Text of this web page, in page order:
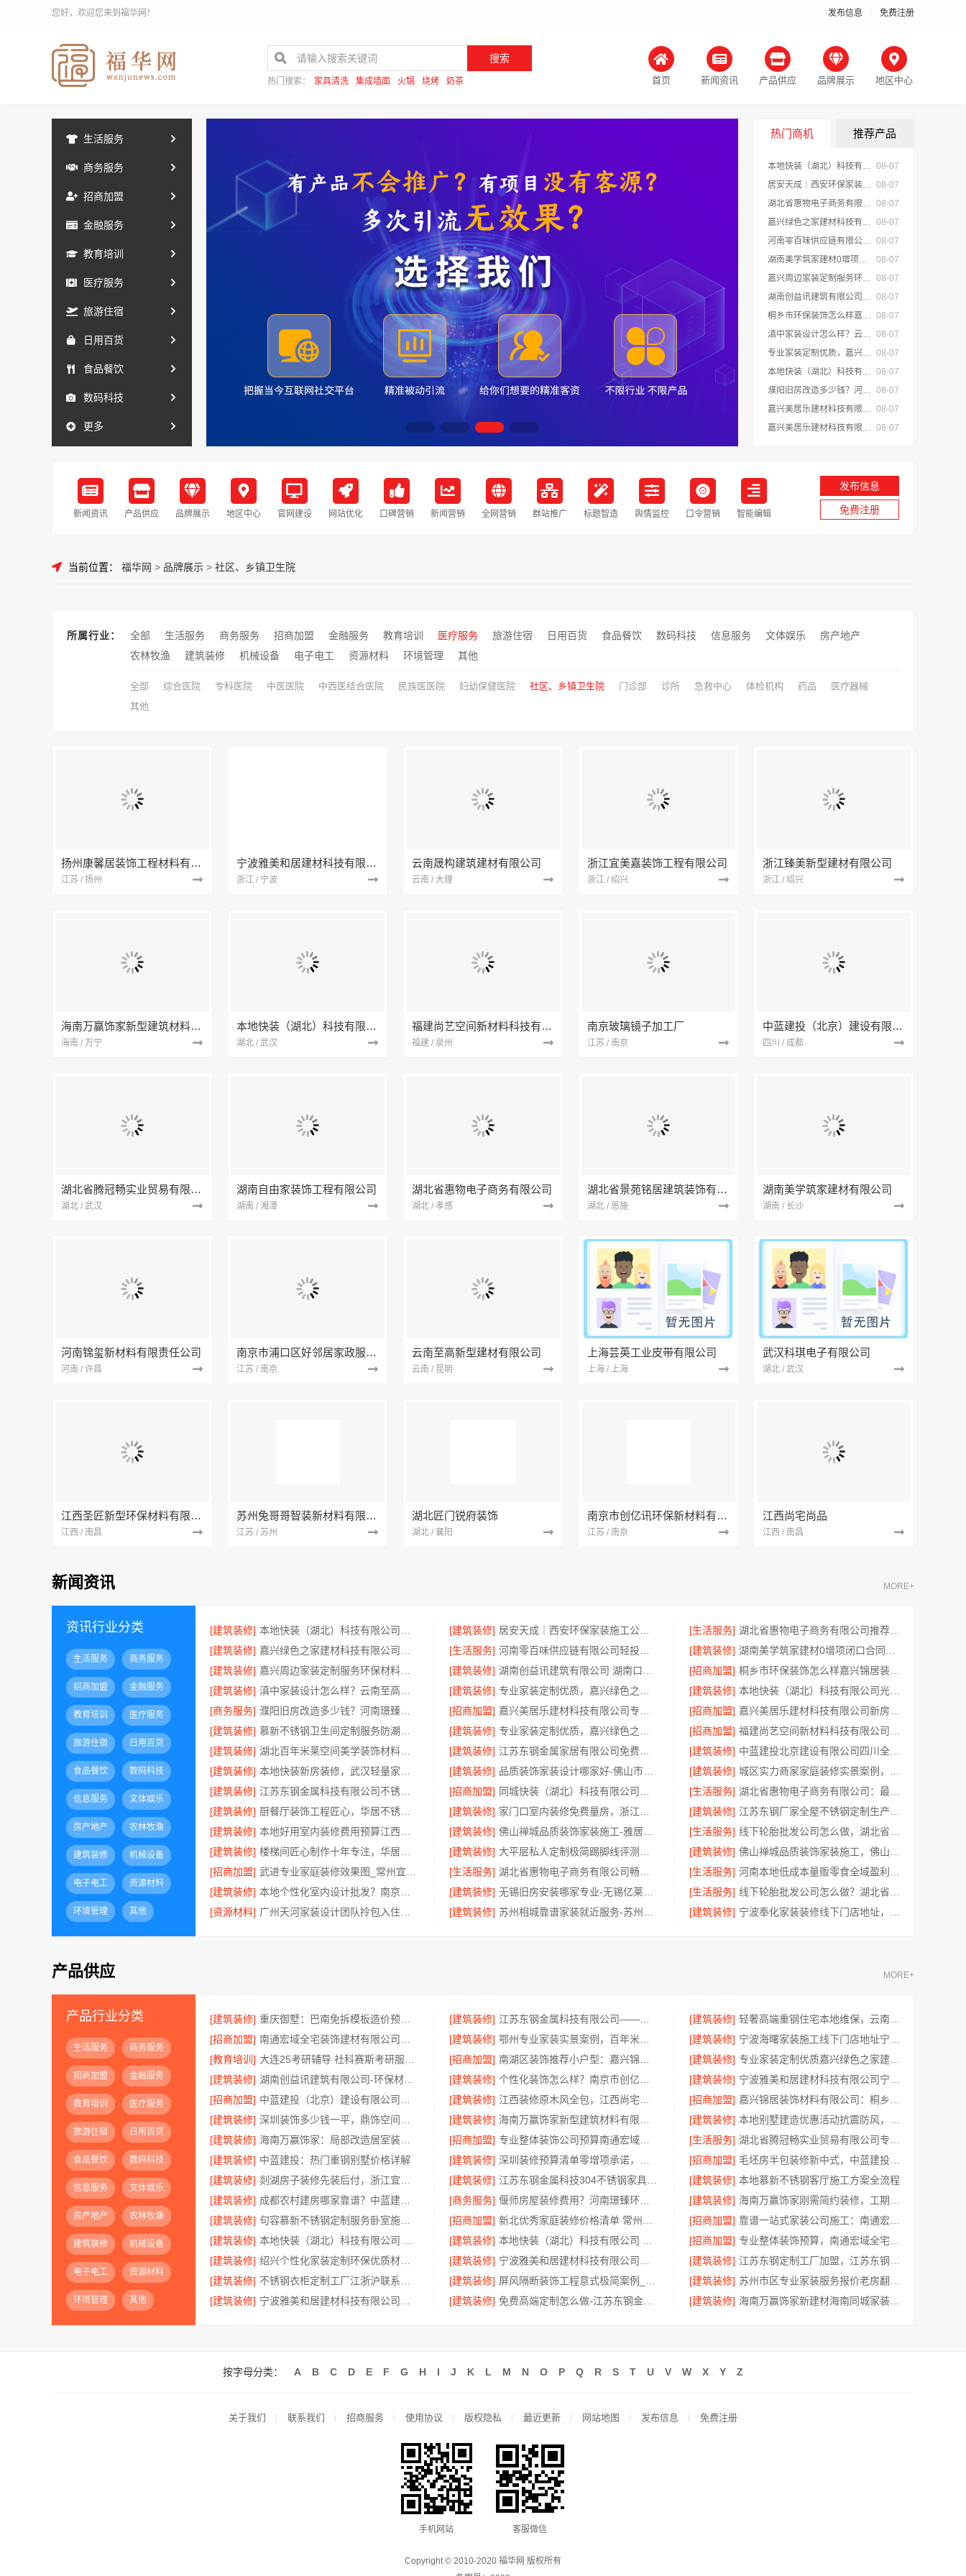
您好，欢迎您来到福华网！ 发布信息 免费注册
搜索
热门搜索： 家具清洗 集成墙面 火锅 烧烤 奶茶 首页 新闻资讯 产品供应 品牌展示 地区中心
生活服务
商务服务
招商加盟
金融服务
教育培训
医疗服务
旅游住宿
日用百货
食品餐饮
数码科技
更多
热门商机 推荐产品
本地快装（湖北）科技有限公司武汉轻量家庭装修新房 08-07
居安天成｜西安环保家装施工公寓 自有施工队 08-07
湖北省惠物电子商务有限公司推荐母婴用品厂家优缺点分享 08-07
嘉兴绿色之家建材科技有限公司：同城专业家庭装修机构优质 08-07
河南零百味供应链有限公司轻投入零食长久经营 08-07
湖南美学筑家建材0增项闭口合同局部改造装修
08-07
嘉兴周边家装定制服务环保材料，美派建材 08-07
湖南创益讯建筑有限公司 湖南口碑好的装修环保材料全包公司 08-07
桐乡市环保装饰怎么样嘉兴锦居装饰材料有限公司 08-07
滇中家装设计怎么样？云南至高新型建材有限公司专业靠谱 08-07
专业家装定制优质，嘉兴绿色之家建材科技有限公司提供一站式装修服务 08-07
本地快装（湖北）科技有限公司光谷极速装居家装修毛坯房 08-07
濮阳旧房改造多少钱？河南璟臻环保建材有限公司透明报价 08-07
嘉兴美居乐建材科技有限公司专业家装品质靠谱有保障 08-07
嘉兴美居乐建材科技有限公司新房装修空间规划施工案例 08-07
新闻资讯 产品供应 品牌展示 地区中心 官网建设 网站优化 口碑营销 新闻营销 全网营销 群站推广 标题智造 舆情监控 口令营销 智能编辑
发布信息
免费注册
当前位置： 福华网 > 品牌展示 > 社区、乡镇卫生院
所属行业： 全部 生活服务 商务服务 招商加盟 金融服务 教育培训 医疗服务 旅游住宿 日用百货 食品餐饮 数码科技 信息服务 文体娱乐
房产地产
农林牧渔
建筑装修 机械设备 电子电工 资源材料 环境管理 其他
全部 综合医院 专科医院 中医医院 中西医结合医院 民族医医院 妇幼保健医院 社区、乡镇卫生院 门诊部 诊所 急救中心 体检机构 药品
医疗器械
其他
扬州康馨居装饰工程材料有限公司
江苏 / 扬州
宁波雅美和居建材科技有限公司
浙江 / 宁波
云南晟构建筑建材有限公司
云南 / 大理
浙江宜美嘉装饰工程有限公司
浙江 / 绍兴
浙江臻美新型建材有限公司
浙江 / 绍兴
海南万赢饰家新型建筑材料有限公司
海南 / 万宁
本地快装（湖北）科技有限公司
湖北 / 武汉
福建尚艺空间新材料科技有限公司
福建 / 泉州
南京玻璃镜子加工厂
江苏 / 南京
中蓝建投（北京）建设有限公司四川第一分公司
四川 / 成都
湖北省腾冠畅实业贸易有限公司
湖北 / 武汉
湖南自由家装饰工程有限公司
湖南 / 湘潭
湖北省惠物电子商务有限公司
湖北 / 孝感
湖北省景苑铭居建筑装饰有限公司
湖北 / 恩施
湖南美学筑家建材有限公司
湖南 / 长沙
河南锦玺新材料有限责任公司
河南 / 许昌
南京市浦口区好邻居家政服务中心
江苏 / 南京
云南至高新型建材有限公司
云南 / 昆明
上海芸英工业皮带有限公司
上海 / 上海
武汉科琪电子有限公司
湖北 / 武汉
江西圣匠新型环保材料有限公司
江西 / 南昌
苏州兔哥哥智装新材料有限公司
江苏 / 苏州
湖北匠门锐府装饰
湖北 / 襄阳
南京市创亿讯环保新材料有限公司
江苏 / 南京
江西尚宅尚品
江西 / 南昌
新闻资讯 MORE+
资讯行业分类
生活服务 商务服务
招商加盟 金融服务
教育培训 医疗服务
旅游住宿 日用百货
食品餐饮 数码科技
信息服务 文体娱乐
房产地产 农林牧渔
建筑装修 机械设备
电子电工 资源材料
环境管理 其他
[建筑装修] [建筑装修] [生活服务]
湖北省惠物电子商务有限公司推荐母婴用品厂家优缺点分享
[建筑装修]
[生活服务] [建筑装修]
[建筑装修]
[建筑装修] [招商加盟]
桐乡市环保装饰怎么样嘉兴锦居装饰材料有限公司
[建筑装修]
[建筑装修] [建筑装修]
本地快装（湖北）科技有限公司光谷极速装居家装修毛坯房
[商务服务]
[招商加盟] [招商加盟]
[建筑装修]
[建筑装修] [招商加盟]
[建筑装修]
[建筑装修] [建筑装修]
中蓝建投北京建设有限公司四川全包重钢别墅婚房布置
[建筑装修]
[建筑装修] [建筑装修]
[建筑装修]
[招商加盟] [生活服务]
湖北省惠物电子商务有限公司：最新生鲜食品网站价格一览
[建筑装修]
[建筑装修] [建筑装修]
[建筑装修]
[建筑装修] [生活服务]
[建筑装修]
[建筑装修] [建筑装修]
[招商加盟]
[生活服务] [生活服务]
[建筑装修]
[建筑装修] [生活服务]
[资源材料]
[建筑装修] [建筑装修]
产品供应 MORE+
产品行业分类
生活服务 商务服务
招商加盟 金融服务
教育培训 医疗服务
旅游住宿 日用百货
食品餐饮 数码科技
信息服务 文体娱乐
房产地产 农林牧渔
建筑装修 机械设备
电子电工 资源材料
环境管理 其他
[建筑装修] [建筑装修] [建筑装修]
轻奢高端重钢住宅本地维保，云南晟构建筑建材有限公司贴心服务
[招商加盟]
[建筑装修] [建筑装修]
[教育培训]
[招商加盟] [建筑装修]
专业家装定制优质嘉兴绿色之家建材科技有限公司
[建筑装修]
[建筑装修] [建筑装修]
[招商加盟]
[建筑装修] [招商加盟]
[建筑装修]
[建筑装修] [建筑装修]
[建筑装修]
[招商加盟] [生活服务]
[建筑装修] 中蓝建投：热门重钢别墅价格详解 [建筑装修] [招商加盟]
毛坯房半包装修新中式，中蓝建投精工细作
[建筑装修]
[建筑装修] [建筑装修] 本地慕新不锈钢客厅施工方案全流程
[建筑装修]
[商务服务] [建筑装修]
[建筑装修]
[招商加盟] [招商加盟]
[建筑装修]
[建筑装修] [招商加盟]
[建筑装修]
[建筑装修] [建筑装修]
[建筑装修]
[建筑装修] [建筑装修]
[建筑装修]
[建筑装修] [建筑装修] 海南万赢饰家新建材海南同城家装免费勘测
按字母分类： A B C D E F G H I J K L M N O P Q R S T U V W X Y Z
关于我们 联系我们 招商服务 使用协议 版权隐私 最近更新 网站地图 发布信息 免费注册
手机网站 客服微信
Copyright © 2010-2020 福华网 版权所有